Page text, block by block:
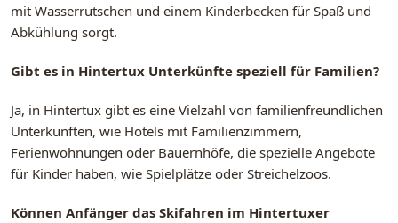
mit Wasserrutschen und einem Kinderbecken für Spaß und
Abkühlung sorgt.
Gibt es in Hintertux Unterkünfte speziell für Familien?
Ja, in Hintertux gibt es eine Vielzahl von familienfreundlichen
Unterkünften, wie Hotels mit Familienzimmern,
Ferienwohnungen oder Bauernhöfe, die spezielle Angebote
für Kinder haben, wie Spielplätze oder Streichelzoos.
Können Anfänger das Skifahren im Hintertuxer